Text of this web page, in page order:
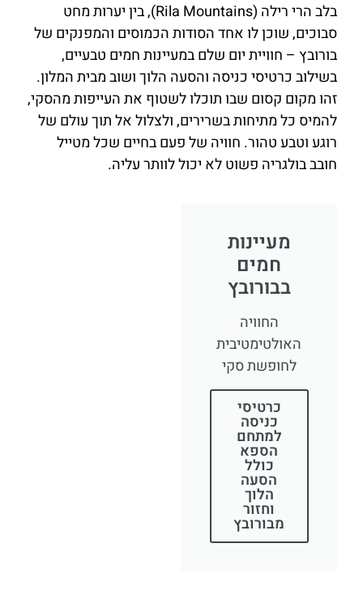
בלב הרי רילה (Rila Mountains), בין יערות מחט
סבוכים, שוכן לו אחד הסודות הכמוסים והמפנקים של
בורובץ – חוויית יום שלם במעיינות חמים טבעיים,
בשילוב כרטיסי כניסה והסעה הלוך ושוב מבית המלון.
זהו מקום קסום שבו תוכלו לשטוף את העייפות מהסקי,
להמיס כל מתיחות בשרירים, ולצלול אל תוך עולם של
רוגע וטבע טהור. חוויה של פעם בחיים שכל מטייל
חובב בולגריה פשוט לא יכול לוותר עליה.
מעיינות
חמים
בבורובץ
החוויה
האולטימטיבית
לחופשת סקי
כרטיסי
כניסה
למתחם
הספא
כולל
הסעה
הלוך
וחזור
מבורובץ